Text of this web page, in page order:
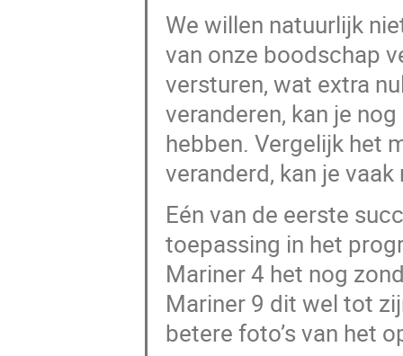
We willen natuurlijk
van onze boodschap
versturen, wat extra
veranderen, kan je
hebben. Vergelijk het
veranderd, kan je
Eén van de eerste
toepassing in het
Mariner 4 het nog
Mariner 9 dit wel tot
betere foto’s van het